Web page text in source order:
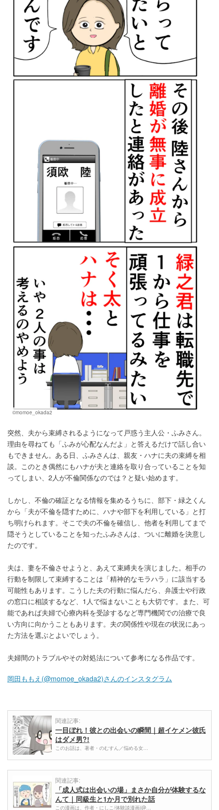
©momoe_okada2
突然、夫から束縛されるようになって戸惑う主人公・ふみさん。
理由を尋ねても「ふみが心配なんだよ」と答えるだけで話し合い
もできません。ある日、ふみさんは、親友・ハナに夫の束縛を相
談。このとき偶然にもハナが夫と連絡を取り合っていることを知
ってしまい、2人が不倫関係なのでは？と疑い始めます。
しかし、不倫の確証となる情報を集めるうちに、部下・緑之くん
から「夫が不倫を隠すために、ハナや部下を利用している」と打
ち明けられます。そこで夫の不倫を確信し、他者を利用してまで
隠そうとしていることを知ったふみさんは、ついに離婚を決意し
たのです。
夫は、妻を不倫させようと、あえて束縛夫を演じました。相手の
行動を制限して束縛することは「精神的なモラハラ」に該当する
可能性もあります。こうした夫の行動に悩んだら、弁護士や行政
の窓口に相談するなど、1人で悩まないことも大切です。また、可
能であれば夫婦で心療内科を受診するなど専門機関での治療で良
い方向に向かうこともあります。夫の関係性や現在の状況にあっ
た方法を選ぶとよいでしょう。
夫婦間のトラブルやその対処法について参考になる作品です。
岡田ももえ(@momoe_okada2)さんのインスタグラム
関連記事:
一目ぼれ！彼との出会いの瞬間｜超イケメン彼氏
はダメ男?!
このお話は、著者・のむすん／悩める女…
関連記事:
「成人式は出会いの場」まさか自分が体験するな
んて｜同級生と1か月で別れた話
この漫画は、作者・にしこ/体験談漫画(@…